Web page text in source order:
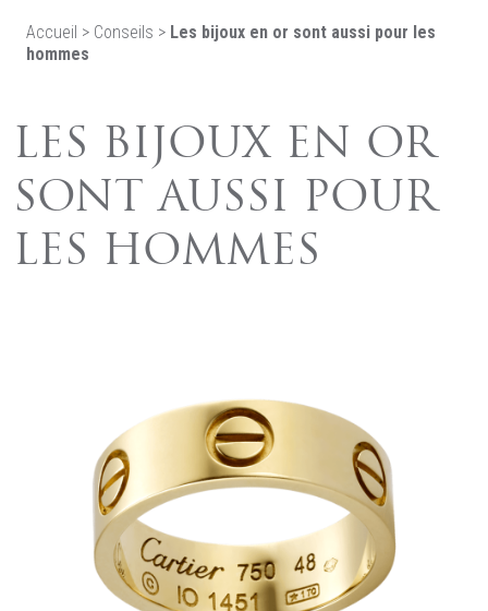
Accueil > Conseils > Les bijoux en or sont aussi pour les
hommes
LES BIJOUX EN OR
SONT AUSSI POUR
LES HOMMES